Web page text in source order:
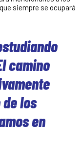
siempre se ocupará
camino
los
en